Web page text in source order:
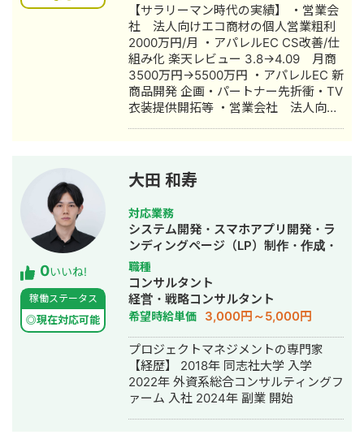
成・リスティング広告運用代行・オウ
ンドメディア制作・構築・運用代行・
営業代行・AI活用
【サラリーマン時代の実績】 ・営業会
社 法人向けエコ商材の個人営業粗利
2000万円/月 ・アパレルEC CS改善/仕
組み化 楽天レビュー 3.8→4.09 月商
3500万円→5500万円 ・アパレルEC 新
商品開発 企画・パートナー先折衝・TV
衣装提供開拓等 ・営業会社 法人向け
ら6ヶ月でリファラル採用にて2→20名
規模組織に成長 ・Web制作会社 ディレ
クター/営業/採用 年商前年比2倍に増
加、CTO採用、エンジニア採用、大手
複数案件PJ受注 等 【Web/IT系】 ・財
務/会計関連サポート企業のコーポレー
トサイトリニューアルによる月CV数の
向上（PM/設計） ・不動産コンサルテ
ィング会社のコーポレートサイトリニ
ューアル及び営業効率化実施（PM/設
計） ・板金会社のコーポレートサイト
リニューアルおよびサービスサイト開
発によるCV数向上（PM/設計） ・デザ
イン関連事業会社のLP制作（PM/設計/
ライティング） ・Web広告会社のLP制
作（PM/設計/ライティング） ・士業向
0いいね!
稼働ステータス
◎現在対応可能
大田 和寿
対応業務
システム開発・スマホアプリ開発・ラ
ンディングページ（LP）制作・作成・
新規事業立上・翻訳・ホームページ制
作・作成・バナー制作・デザイン・ロ
ゴデザイン・作成・AI活用
職種
コンサルタント
経営・戦略コンサルタント
希望時給単価 3,000円～5,000円
プロジェクトマネジメントの専門家
【経歴】 2018年 同志社大学 入学
2022年 外資系総合コンサルティングフ
ァーム 入社 2024年 副業 開始